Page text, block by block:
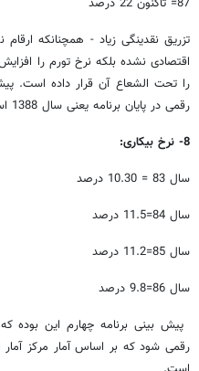
87= تاکنون 22 درصد
تزریق نقدینگی زیاد - همچنانکه
اقتصادی نشده بلکه نرخ تورم را
را تحت الشعاع آن قرار داده است.
رقمی در پایان برنامه یعنی سال 1388 است که قابل تحقق نیست.
8- نرخ بیکاری:
سال 83 = 10.30 درصد
سال 84=11.5 درصد
سال 85=11.2 درصد
سال 86=9.8 درصد
رقمی شود که بر اساس آمار مرکز